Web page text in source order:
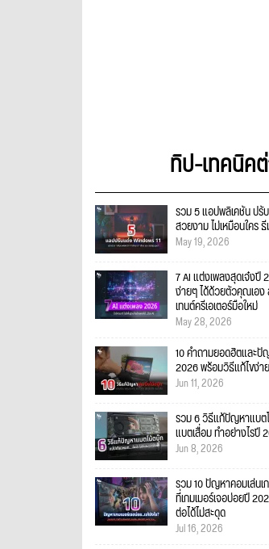
ทิป-เทคนิค
รวม 5 แอปพลิเคชัน ปรั
สวยงาม ไม่เหมือนใคร
May 19, 2026
7 AI แต่งเพลงสุดเจ๋งปี
ง่ายๆ ได้ด้วยตัวคุณเอ
เทนต์ครีเอเตอร์มือใหม่
May 28, 2026
10 คำถามยอดฮิตและ
2026 พร้อมวิธีแก้ไขง่า
Jun 11, 2026
รวม 6 วิธีแก้ปัญหาแบต
แบตเสื่อม ทำอย่างไรปี
Jun 8, 2026
รวม 10 ปัญหาคอมเล่นเ
ที่เกมเมอร์เจอบ่อยปี
ต่อได้ไม่สะดุด
Jul 16, 2026